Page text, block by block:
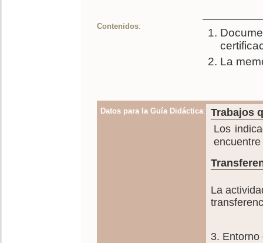
Contenidos:
La
Datos para la Guía Didáctica:
Trabajos
Los
La
3. Entorno